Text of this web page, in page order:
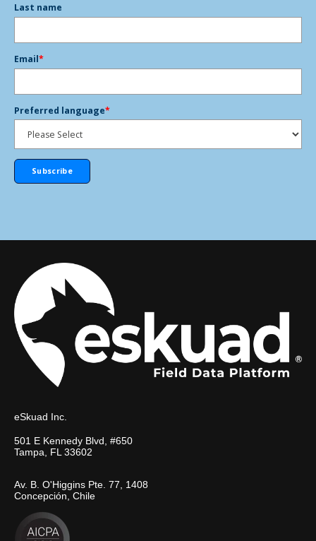
Last name
Email*
Preferred language*
eSkuad Inc.
501 E Kennedy Blvd, #650
Tampa, FL 33602
Av. B. O'Higgins Pte. 77, 1408
Concepción, Chile